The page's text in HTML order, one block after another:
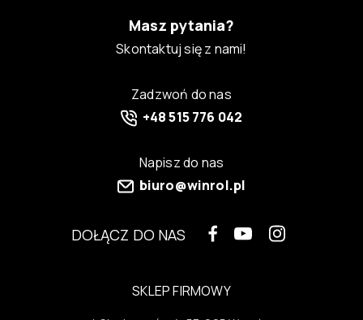
Masz pytania?
Skontaktuj się z nami!
Zadzwoń do nas
+48 515 776 042
Napisz do nas
biuro@winrol.pl
DOŁĄCZ DO NAS
SKLEP FIRMOWY